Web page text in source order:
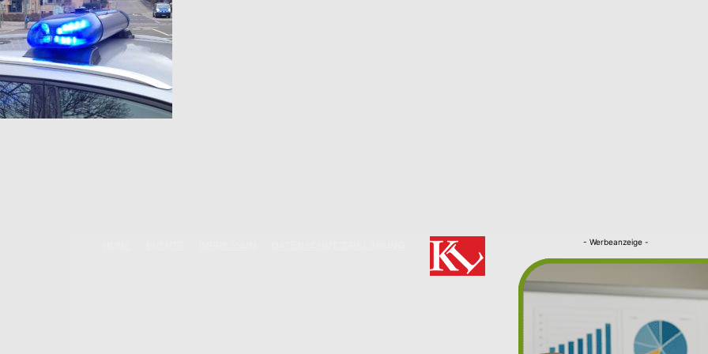
Kaiserslautern
- Werbeanzeige -